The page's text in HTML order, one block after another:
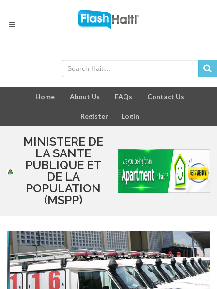
Home About Us FAQs Contact Us
Register Login
MINISTERE DE
LA SANTE
PUBLIQUE ET
DE LA
POPULATION
(MSPP)